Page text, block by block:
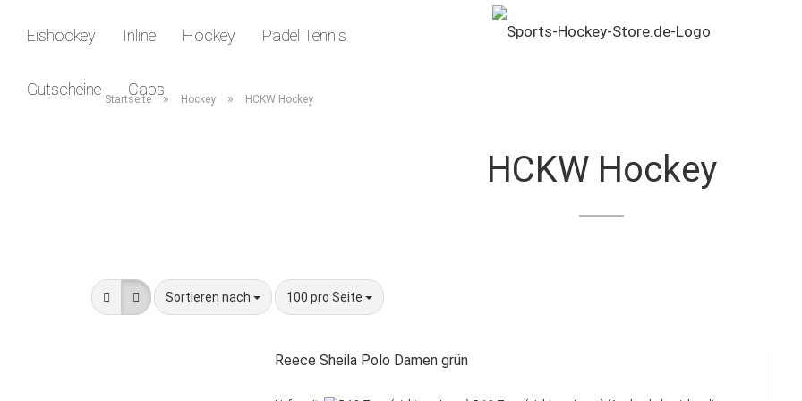
Eishockey Inline Hockey Padel Tennis
Gutscheine Caps
Startseite » Hockey » HCKW Hockey
HCKW Hockey
Sortieren nach
Sortieren nach 100 pro Seite
pro Seite
Reece Sheila Polo Damen grün